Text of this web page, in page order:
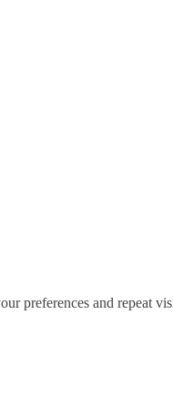
preferences and repeat